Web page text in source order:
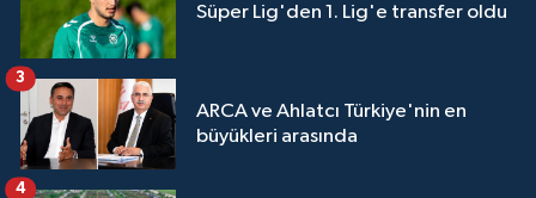
Süper Lig'den 1. Lig'e transfer oldu
ARCA ve Ahlatcı Türkiye'nin en
büyükleri arasında
3
4